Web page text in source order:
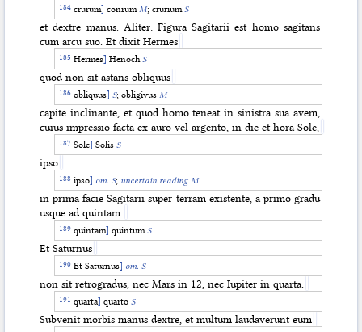
crurum] conrumM; cruriumS
et dextre manus. Aliter: Figura Sagitarii est homo sagitans
cum arcu suo. Et dixit Hermes
Hermes] HenochS
quod non sit astans obliquus
obliquus] S; obligivus M
capite inclinante, et quod homo teneat in sinistra sua avem,
cuius impressio facta ex auro vel argento, in die et hora Sole,
Sole] Solis S
ipso
ipso] om. S; uncertain reading M
in prima facie Sagitarii super terram existente, a primo gradu
usque ad quintam.
quintam] quintumS
Et Saturnus
Et Saturnus] om. S
non sit retrogradus, nec Mars in 12, nec Iupiter in quarta.
quarta] quarto S
Subvenit morbis manus dextre, et multum laudaverunt eum